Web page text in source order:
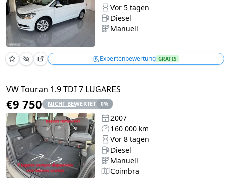
Vor 5 tagen
Diesel
Manuell
Expertenbewertung GRATIS
VW Touran 1.9 TDI 7 LUGARES
€9 750 NICHT BEWERTET 0%
2007
160 000 km
Vor 8 tagen
Diesel
Manuell
Coimbra